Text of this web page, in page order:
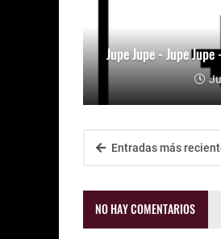
Jupe Jupe - Jupe
Entradas más
NO HAY COMENTARIOS